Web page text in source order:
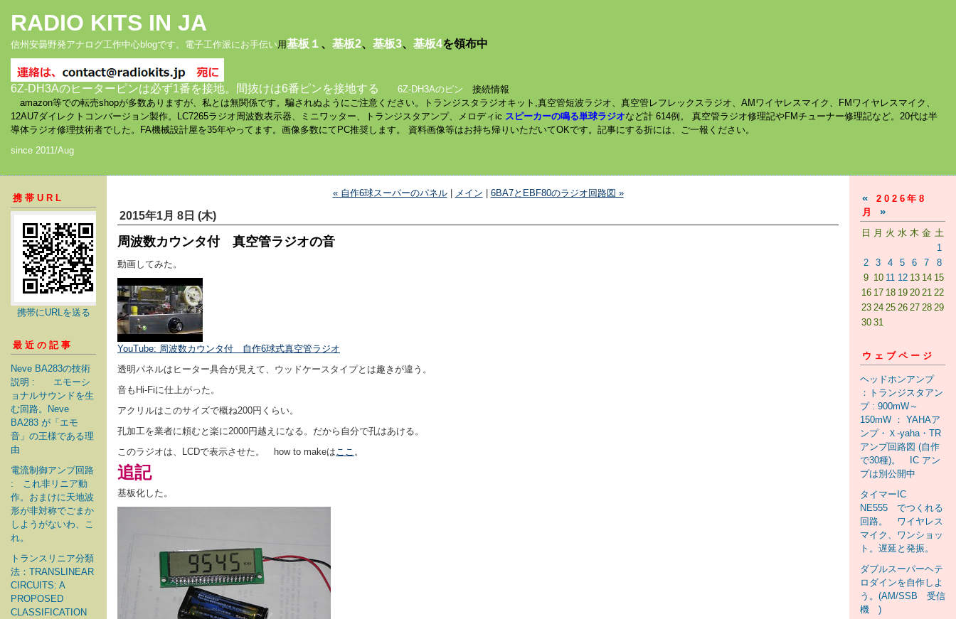
RADIO KITS IN JA
信州安曇野発アナログ工作中心blogです。電子工作派にお手伝い用基板１ 、 基板2、 基板3、 基板4を領布中
6Z-DH3Aのヒーターピンは必ず1番を接地。間抜けは6番ピンを接地する 6Z-DH3Aのピン 接続情報
amazon等での転売shopが多数ありますが、私とは無関係です。騙されぬようにご注意ください。トランジスタラジオキット,真空管短波ラジオ、真空管レフレックスラジオ、AMワイヤレスマイク、FMワイヤレスマイク、
12AU7ダイレクトコンバージョン製作。LC7265ラジオ周波数表示器、ミニワッター、トランジスタアンプ、メロディic スピーカーの鳴る単球ラジオなど計 614例。 真空管ラジオ修理記やFMチューナー修理記など。20代は半
導体ラジオ修理技術者でした。FA機械設計屋を35年やってます。画像多数にてPC推奨します。 資料画像等はお持ち帰りいただいてOKです。記事にする折には、ご一報ください。
since 2011/Aug
携帯URL
携帯にURLを送る
最近の記事
Neve BA283の技術
説明 : エモーシ
ョナルサウンドを生
む回路。Neve
BA283 が「エモ
音」の王様である理
由
電流制御アンプ回路
: これ非リニア動
作。おまけに天地波
形が非対称でごまか
しようがないわ、こ
れ。
トランスリニア分類
法：TRANSLINEAR
CIRCUITS: A
PROPOSED
CLASSIFICATION
« 自作6球スーパーのパネル| メイン 6BA7とEBF80のラジオ回路図 »
2015年1月 8日 (木)
周波数カウンタ付 真空管ラジオの音
動画してみた。
YouTube: 周波数カウンタ付 自作6球式真空管ラジオ
透明パネルはヒーター具合が見えて、ウッドケースタイプとは趣きが違う。
音もHi-Fiに仕上がった。
アクリルはこのサイズで概ね200円くらい。
孔加工を業者に頼むと楽に2000円越えになる。だから自分で孔はあける。
このラジオは、LCDで表示させた。 how to makeはここ 。
追記
基板化した。
« 2026年8
月
»
日 月 火 水 木 金 土
1
2
3 4 5 6 7
8
9 10 11 12 13 14 15
16 17 18 19 20 21 22
23 24 25 26 27 28 29
30 31
ウェブページ
ヘッドホンアンプ
：トランジスタアン
プ : 900mW～
150mW ： YAHAア
ンプ・Ｘ-yaha・TR
アンプ回路図 (自作
で30種)。 IC アン
プは別公開中
タイマーIC
NE555 でつくれる
回路。 ワイヤレス
マイク、ワンショッ
ト。遅延と発振。
ダブルスーパーヘテ
ロダインを自作しよ
う。(AM/SSB 受信
機 )